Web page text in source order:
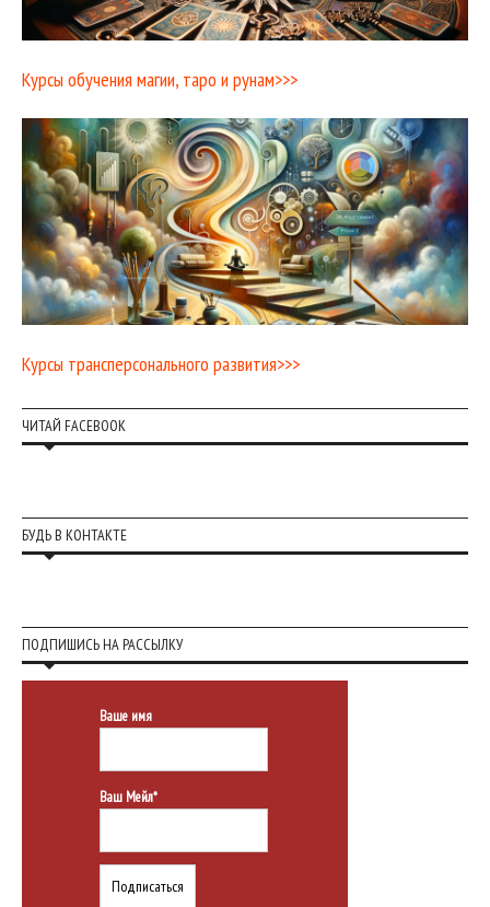
Курсы обучения магии, таро и рунам>>>
Курсы трансперсонального развития>>>
ЧИТАЙ FACEBOOK
БУДЬ В КОНТАКТЕ
ПОДПИШИСЬ НА РАССЫЛКУ
Ваше имя
Ваш Мейл*